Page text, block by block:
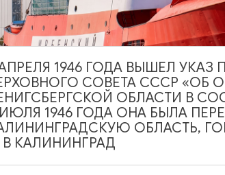
холла Главного корпуса Музея
из экспедиций, радость
смогут увидеть предметы из фондов
27.11.2025 - 31.03.2026
Музей Мирового океана, наб. Петра
+7 (4012) 53-17-44; +7 (4012) 34-02-44
1946 ГОДА ВЫШЕЛ УКАЗ
СОВЕТА СССР «ОБ
ОБЛАСТИ В
1946 ГОДА ОНА БЫЛА
ОБЛАСТЬ,
КАЛИНИНГРАД